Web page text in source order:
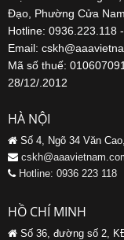
Đạo, Phường Cửa
Hotline: 0936.223.118
Email:
Mã số thuế:
28/12/.2012
HÀ NỘI
Số 4, Ngõ 34 Văn
Hotline: 0936 223 118
HỒ CHÍ MINH
Số 36, đường số 2,